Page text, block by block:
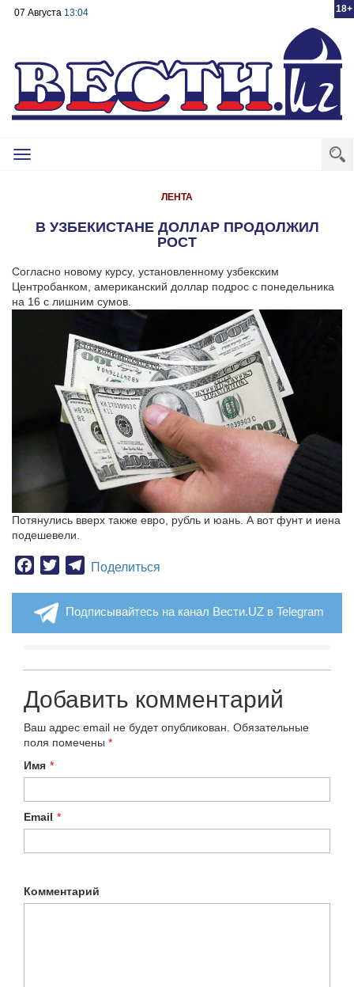
18+
07 Августа 13:04
Toggle
ЛЕНТА
В УЗБЕКИСТАНЕ ДОЛЛАР ПРОДОЛЖИЛ
РОСТ
Согласно новому курсу, установленному узбекским
Центробанком, американский доллар подрос с понедельника
на 16 с лишним сумов.
Потянулись вверх также евро, рубль и юань. А вот фунт и иена
подешевели.
Facebook
TwitterTelegram
Поделиться
Подписывайтесь на канал Вести.UZ в Telegram
Добавить комментарий
Ваш адрес email не будет опубликован. Обязательные
поля помечены *
Имя *
Email *
Комментарий